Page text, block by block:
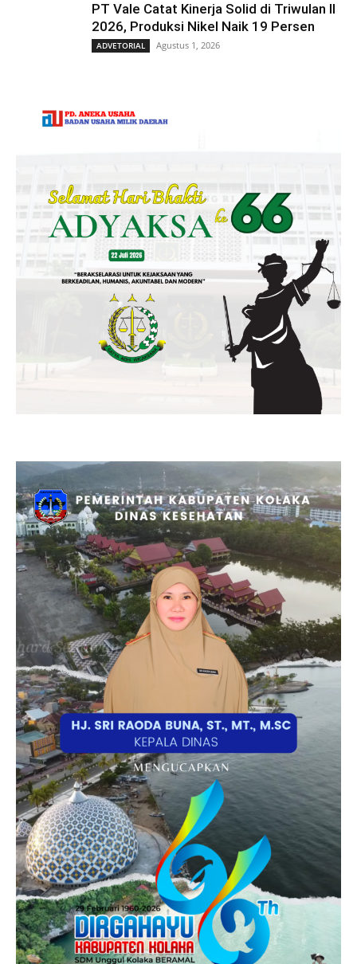
PT Vale Catat Kinerja Solid di Triwulan II
2026, Produksi Nikel Naik 19 Persen
ADVETORIAL Agustus 1, 2026